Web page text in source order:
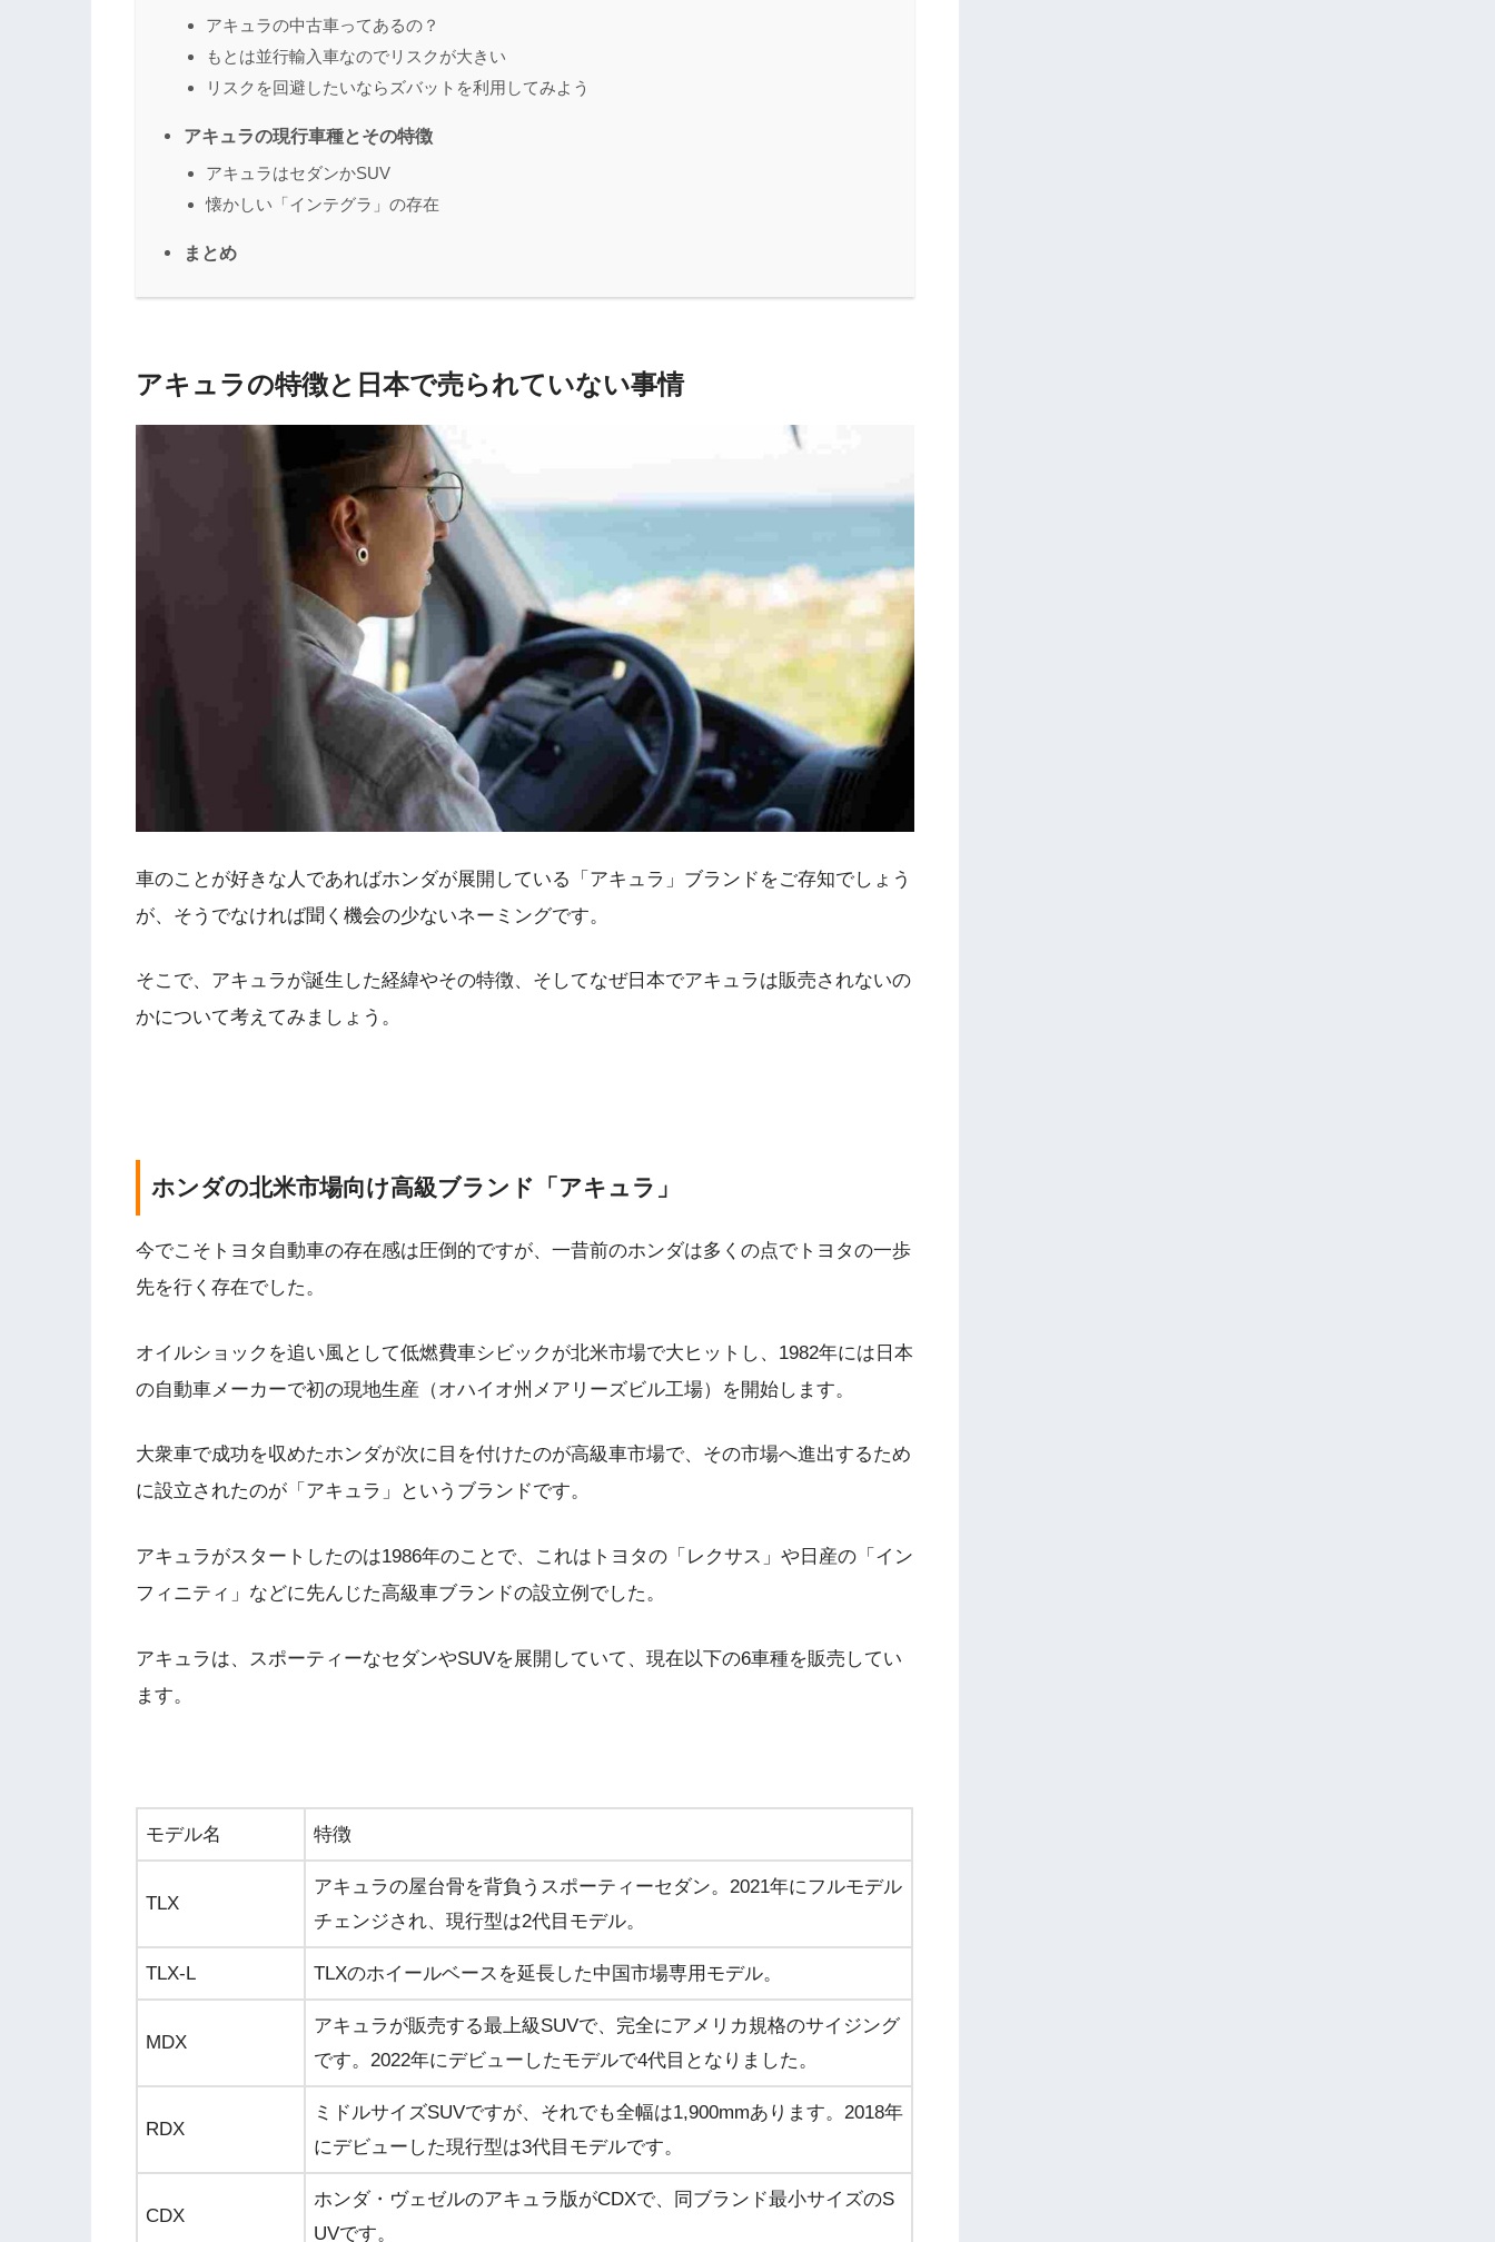
アキュラの中古車ってあるの？
もとは並行輸入車なのでリスクが大きい
リスクを回避したいならズバットを利用してみよう
アキュラの現行車種とその特徴
アキュラはセダンかSUV
懐かしい「インテグラ」の存在
まとめ
アキュラの特徴と日本で売られていない事情
車のことが好きな人であればホンダが展開している「アキュラ」ブランドをご存知でしょう
が、そうでなければ聞く機会の少ないネーミングです。
そこで、アキュラが誕生した経緯やその特徴、そしてなぜ日本でアキュラは販売されないの
かについて考えてみましょう。
ホンダの北米市場向け高級ブランド「アキュラ」
今でこそトヨタ自動車の存在感は圧倒的ですが、一昔前のホンダは多くの点でトヨタの一歩
先を行く存在でした。
オイルショックを追い風として低燃費車シビックが北米市場で大ヒットし、1982年には日本
の自動車メーカーで初の現地生産（オハイオ州メアリーズビル工場）を開始します。
大衆車で成功を収めたホンダが次に目を付けたのが高級車市場で、その市場へ進出するため
に設立されたのが「アキュラ」というブランドです。
アキュラがスタートしたのは1986年のことで、これはトヨタの「レクサス」や日産の「イン
フィニティ」などに先んじた高級車ブランドの設立例でした。
アキュラは、スポーティーなセダンやSUVを展開していて、現在以下の6車種を販売してい
ます。
モデル名 特徴
TLX
アキュラの屋台骨を背負うスポーティーセダン。2021年にフルモデル
チェンジされ、現行型は2代目モデル。
TLX-L TLXのホイールベースを延長した中国市場専用モデル。
MDX
アキュラが販売する最上級SUVで、完全にアメリカ規格のサイジング
です。2022年にデビューしたモデルで4代目となりました。
RDX
ミドルサイズSUVですが、それでも全幅は1,900mmあります。2018年
にデビューした現行型は3代目モデルです。
CDX
ホンダ・ヴェゼルのアキュラ版がCDXで、同ブランド最小サイズのS
UVです。